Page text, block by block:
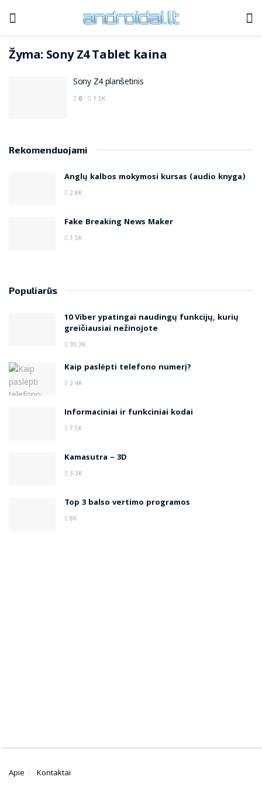
Žyma: Sony Z4 Tablet kaina
Sony Z4 planšetinis
0 1.5K
Rekomenduojami
Anglų kalbos mokymosi kursas (audio knyga)
2.8K
Fake Breaking News Maker
1.5K
Populiarūs
10 Viber ypatingai naudingų funkcijų, kurių
greičiausiai nežinojote
30.3K
Kaip paslėpti telefono numerį?
2.4K
Informaciniai ir funkciniai kodai
7.5K
Kamasutra – 3D
3.3K
Top 3 balso vertimo programos
8K
Apie Kontaktai